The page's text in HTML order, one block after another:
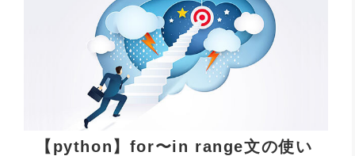
【python】for〜in range文の使い